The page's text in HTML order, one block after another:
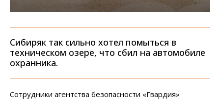
Сибиряк так сильно хотел помыться в
техническом озере, что сбил на автомобиле
охранника.
Сотрудники агентства безопасности «Гвардия»